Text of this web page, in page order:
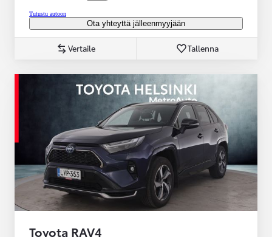
Tutustu autoon
Ota yhteyttä jälleenmyyjään
Vertaile Tallenna
Toyota RAV4